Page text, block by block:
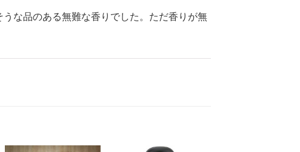
な品のある無難な香りでした。ただ香りが無